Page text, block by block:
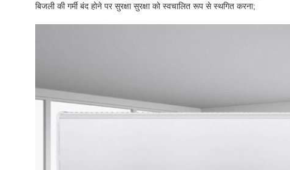
बिजली की गर्मी बंद होने पर सुरक्षा सुरक्षा को स्वचालित रूप से स्थगित करना;